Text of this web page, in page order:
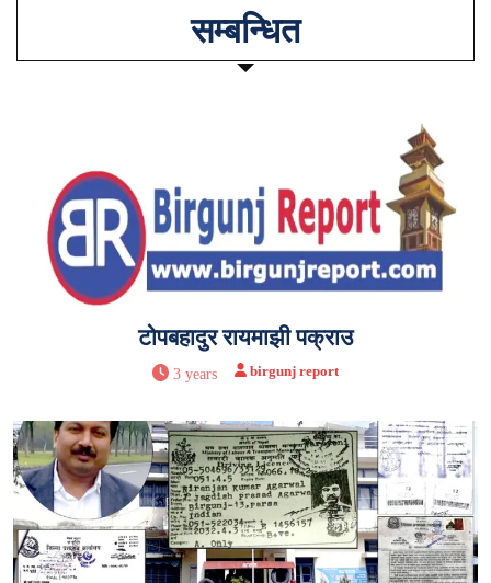
सम्बन्धित
टोपबहादुर रायमाझी पक्राउ
3 years birgunj report